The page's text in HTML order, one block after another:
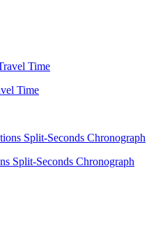
Time
Split-Seconds Сhronograph